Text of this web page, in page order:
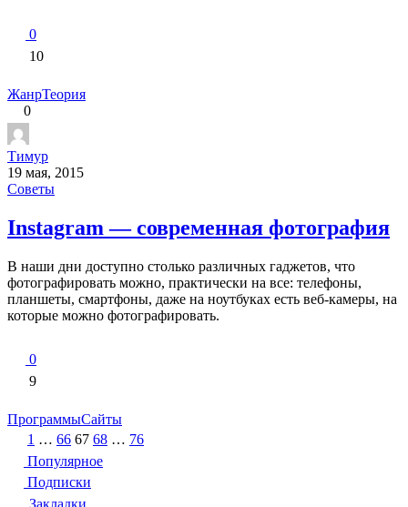
0
10
ЖанрТеория
0
Тимур
19 мая, 2015
Советы
Instagram — современная фотография
В наши дни доступно столько различных гаджетов, что
фотографировать можно, практически на все: телефоны,
планшеты, смартфоны, даже на ноутбуках есть веб-камеры, на
которые можно фотографировать.
0
9
ПрограммыСайты
Пагинация
записей
1 … 66 67 68 … 76
Популярное
Подписки